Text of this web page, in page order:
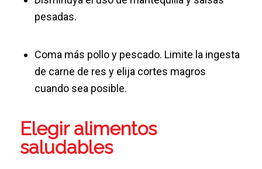
pesadas.
Coma más pollo y pescado. Limite la ingesta
de carne de res y elija cortes magros
cuando sea posible.
Elegir alimentos
saludables